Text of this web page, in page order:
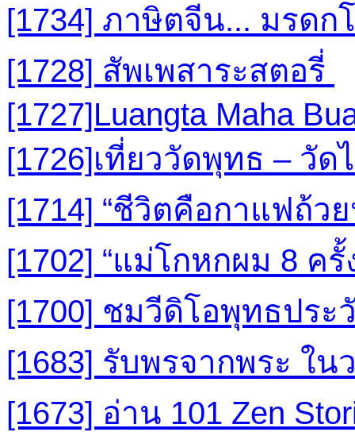
[1734] ภาษิตจีน... มรด
[1728] สัพเพสาระสตอรี่
[1727]Luangta Maha
[1726]เที่ยววัดพุทธ – วัด
[1714] “ชีวิตคือกาแฟถ้ว
[1702] “แม่โกหกผม 8 ครั้
[1700] ชมวีดิโอพุทธประ
[1683] รับพรจากพระ ใ
[1673] อ่าน 101 Zen